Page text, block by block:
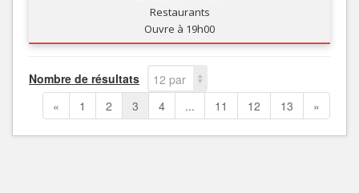
Restaurants
Ouvre à 19h00
Nombre de résultats
12 par
page
« 1 2 3 4 ... 11 12 13 »